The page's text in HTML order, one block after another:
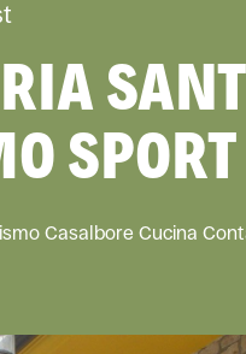
Casalbore Cucina